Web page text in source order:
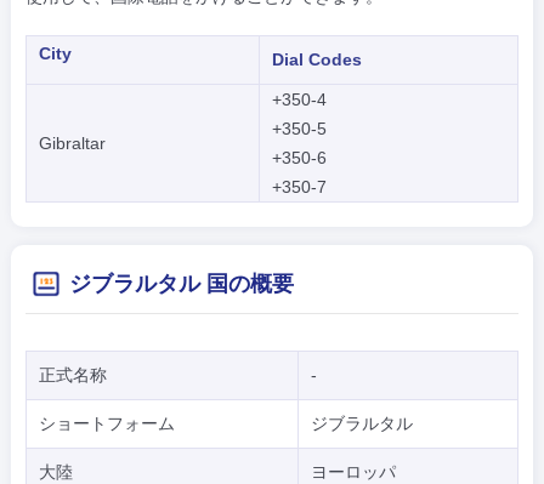
City Dial Codes
Gibraltar
+350-4
+350-5
+350-6
+350-7
ジブラルタル 国の概要
正式名称 -
ショートフォーム ジブラルタル
大陸 ヨーロッパ